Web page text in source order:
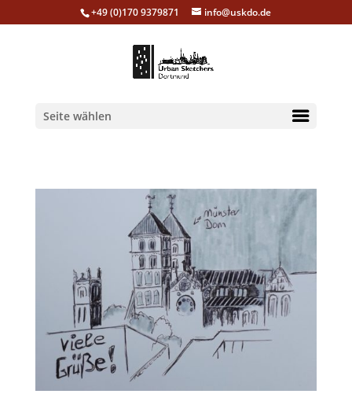
+49 (0)170 9379871 info@uskdo.de
Seite wählen